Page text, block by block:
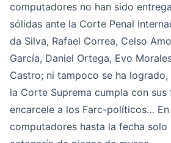
computadores no han sido
sólidas ante la Corte Penal
da Silva, Rafael Correa, Celso
García, Daniel Ortega, Evo
Castro; ni tampoco se ha
la Corte Suprema cumpla con sus
encarcele a los Farc-políticos…
computadores hasta la fecha solo